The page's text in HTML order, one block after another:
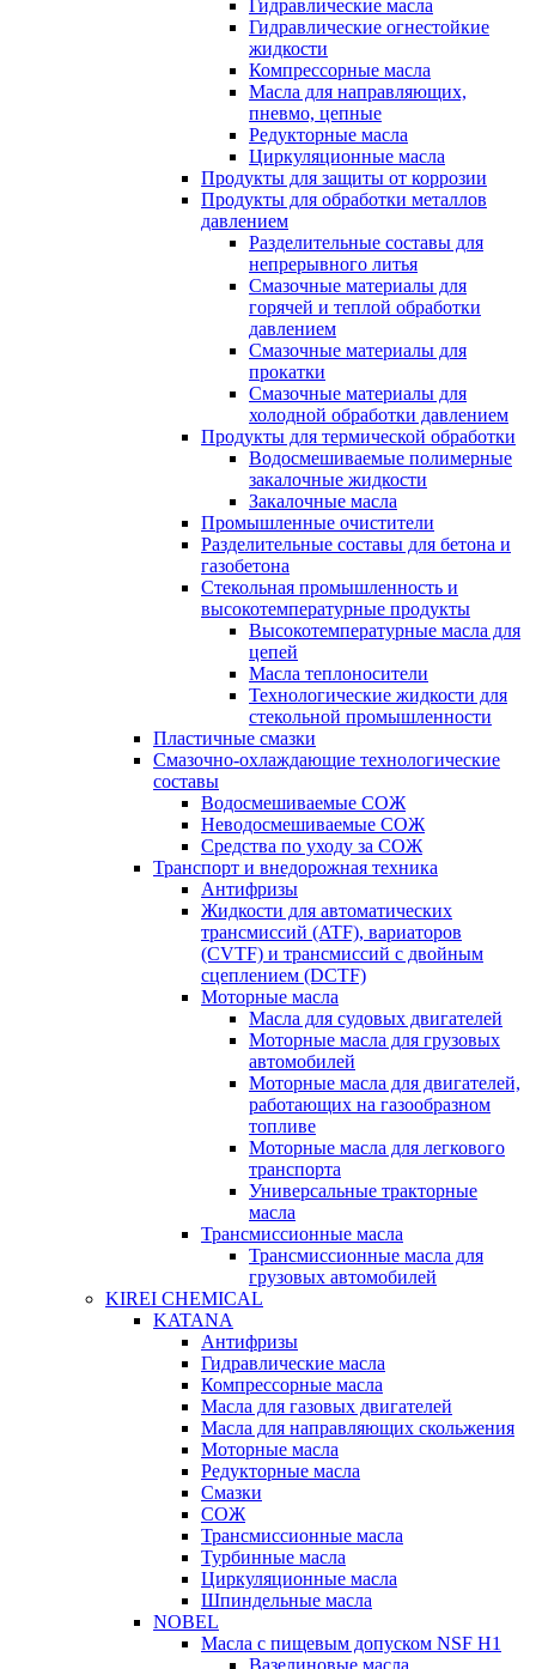
Гидравлические масла
Гидравлические огнестойкие
жидкости
Компрессорные масла
Масла для направляющих,
пневмо, цепные
Редукторные масла
Циркуляционные масла
Продукты для защиты от коррозии
Продукты для обработки металлов
давлением
Разделительные составы для
непрерывного литья
Смазочные материалы для
горячей и теплой обработки
давлением
Смазочные материалы для
прокатки
Смазочные материалы для
холодной обработки давлением
Продукты для термической обработки
Водосмешиваемые полимерные
закалочные жидкости
Закалочные масла
Промышленные очистители
Разделительные составы для бетона и
газобетона
Стекольная промышленность и
высокотемпературные продукты
Высокотемпературные масла для
цепей
Масла теплоносители
Технологические жидкости для
стекольной промышленности
Пластичные смазки
Смазочно-охлаждающие технологические
составы
Водосмешиваемые СОЖ
Неводосмешиваемые СОЖ
Средства по уходу за СОЖ
Транспорт и внедорожная техника
Антифризы
Жидкости для автоматических
трансмиссий (ATF), вариаторов
(CVTF) и трансмиссий с двойным
сцеплением (DCTF)
Моторные масла
Масла для судовых двигателей
Моторные масла для грузовых
автомобилей
Моторные масла для двигателей,
работающих на газообразном
топливе
Моторные масла для легкового
транспорта
Универсальные тракторные
масла
Трансмиссионные масла
Трансмиссионные масла для
грузовых автомобилей
KIREI CHEMICAL
KATANA
Антифризы
Гидравлические масла
Компрессорные масла
Масла для газовых двигателей
Масла для направляющих скольжения
Моторные масла
Редукторные масла
Смазки
СОЖ
Трансмиссионные масла
Турбинные масла
Циркуляционные масла
Шпиндельные масла
NOBEL
Масла с пищевым допуском NSF H1
Вазелиновые масла